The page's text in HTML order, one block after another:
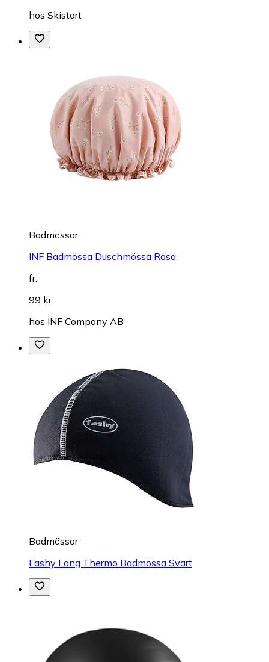
hos Skistart
Badmössor
INF Badmössa Duschmössa Rosa
fr.
99 kr
hos INF Company AB
Badmössor
Fashy Long Thermo Badmössa Svart